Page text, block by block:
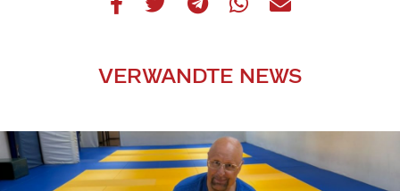
VERWANDTE NEWS